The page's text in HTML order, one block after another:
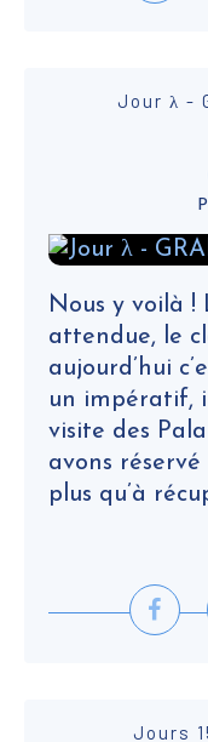
Jour λ -
Nous y voilà
attendue, le
aujourd’hui
un impératif,
visite des
avons réservé
plus qu’à
Jours